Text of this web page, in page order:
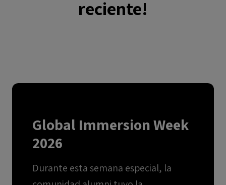
reciente!
Global Immersion Week
2026
Durante esta semana especial, la